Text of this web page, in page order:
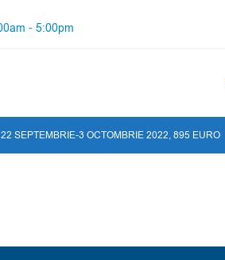
- 5:00pm
SEPTEMBRIE-3 OCTOMBRIE 2022, 895 EURO